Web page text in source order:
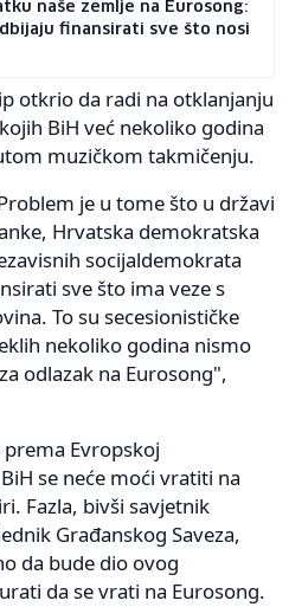
naše zemlje na Eurosong:
finansirati sve što nosi
otkrio da radi na otklanjanju
BiH već nekoliko godina
muzičkom takmičenju.
je u tome što u državi
Hrvatska demokratska
socijaldemokrata
sve što ima veze s
To su secesionističke
nekoliko godina nismo
odlazak na Eurosong",
Evropskoj
se neće moći vratiti na
Fazla, bivši savjetnik
Građanskog Saveza,
da bude dio ovog
da se vrati na Eurosong.